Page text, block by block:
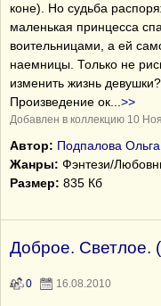
коне). Но судьба
маленькая принцесса
воительницами, а ей
наемницы. Только не
изменить жизнь девушки?
Произведение ок
>>
Добавлен в коллекцию 10
Автор: Подпалова Ольга
Жанры: Фэнтези/
Размер: 835 Кб
Доброе. Светлое.
0 16.08.2010